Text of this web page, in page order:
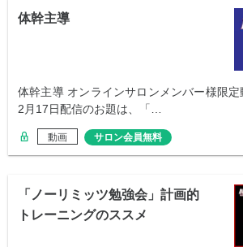
体幹主導
体幹主導 オンラインサロンメンバー様限
2月17日配信のお題は、「…
動画 サロン会員無料
「ノーリミッツ勉強会」計画的
トレーニングのススメ